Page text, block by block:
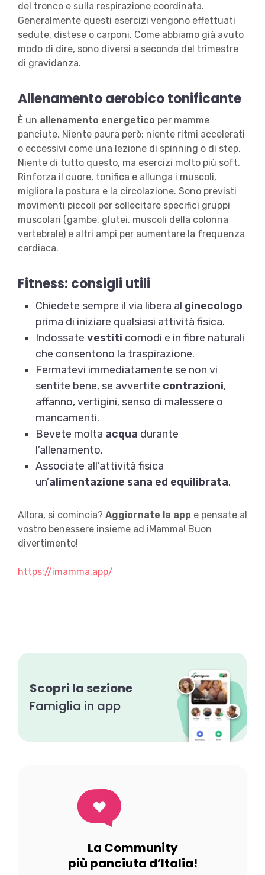
del tronco e sulla respirazione coordinata.
Generalmente questi esercizi vengono effettuati
sedute, distese o carponi. Come abbiamo già avuto
modo di dire, sono diversi a seconda del trimestre
di gravidanza.
Allenamento aerobico tonificante
È un allenamento energetico per mamme
panciute. Niente paura però: niente ritmi accelerati
o eccessivi come una lezione di spinning o di step.
Niente di tutto questo, ma esercizi molto più soft.
Rinforza il cuore, tonifica e allunga i muscoli,
migliora la postura e la circolazione. Sono previsti
movimenti piccoli per sollecitare specifici gruppi
muscolari (gambe, glutei, muscoli della colonna
vertebrale) e altri ampi per aumentare la frequenza
cardiaca.
Fitness: consigli utili
Chiedete sempre il via libera al ginecologo
prima di iniziare qualsiasi attività fisica.
Indossate vestiti comodi e in fibre naturali
che consentono la traspirazione.
Fermatevi immediatamente se non vi
sentite bene, se avvertite contrazioni,
affanno, vertigini, senso di malessere o
mancamenti.
Bevete molta acqua durante
l’allenamento.
Associate all’attività fisica
un’alimentazione sana ed equilibrata.
Allora, si comincia? Aggiornate la app e pensate al
vostro benessere insieme ad iMamma! Buon
divertimento!
https://imamma.app/
Scopri la sezione
Famiglia in app
La Community
più panciuta d’Italia!